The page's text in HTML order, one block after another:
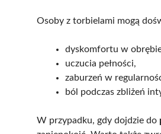
Osoby z torbielami mogą
dyskomfortu w
uczucia pełności,
zaburzeń w
ból podczas zbliżeń
W przypadku, gdy dojdzie do